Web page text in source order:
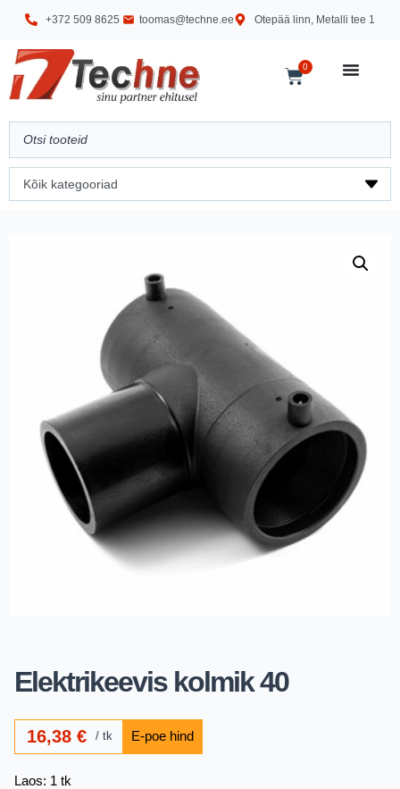
+372 509 8625 toomas@techne.ee Otepää linn, Metalli tee 1
0
Elektrikeevis kolmik 40
16,38€ tk
Laos: 1 tk